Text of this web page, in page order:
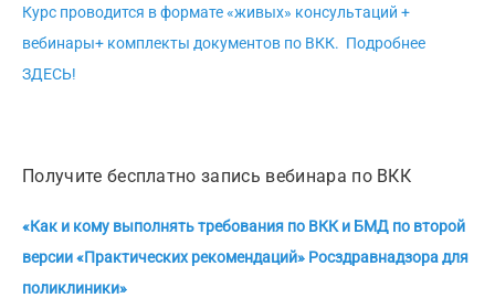
Курс проводится в формате «живых» консультаций +
вебинары+ комплекты документов по ВКК. Подробнее
ЗДЕСЬ!
Получите бесплатно запись вебинара по ВКК
«Как и кому выполнять требования по ВКК и БМД по второй
версии «Практических рекомендаций» Росздравнадзора для
поликлиники»